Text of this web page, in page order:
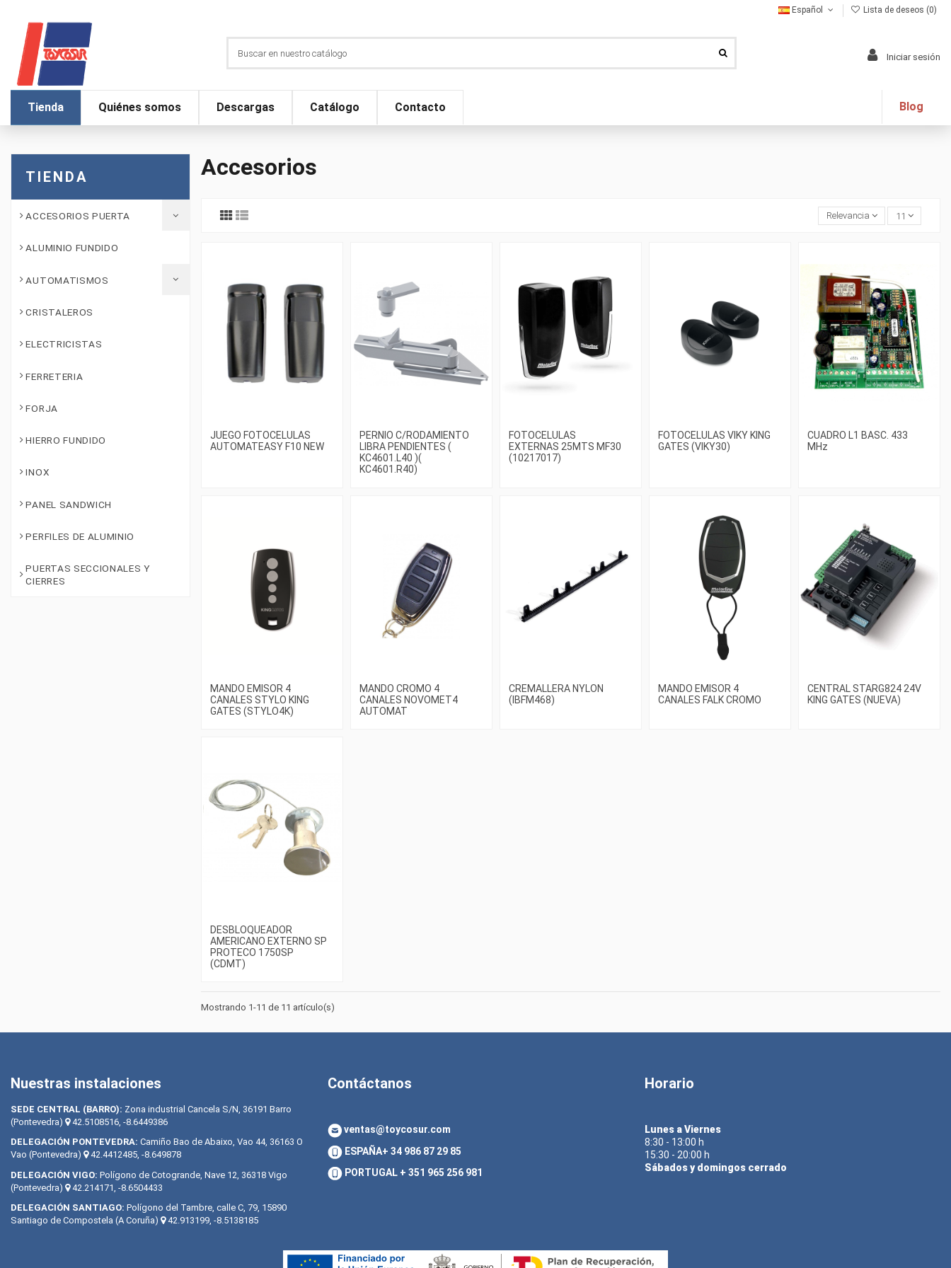
Español Lista de deseos (0)
Iniciar sesión
Tienda Quiénes somos Descargas Catálogo Contacto Blog
Accesorios
Relevancia 11
JUEGO FOTOCELULAS
AUTOMATEASY F10 NEW
PERNIO C/RODAMIENTO
LIBRA PENDIENTES (
KC4601.L40 )(
KC4601.R40)
FOTOCELULAS
EXTERNAS 25MTS MF30
(10217017)
FOTOCELULAS VIKY KING
GATES (VIKY30)
CUADRO L1 BASC. 433
MHz
MANDO EMISOR 4
CANALES STYLO KING
GATES (STYLO4K)
MANDO CROMO 4
CANALES NOVOMET4
AUTOMAT
CREMALLERA NYLON
(IBFM468)
MANDO EMISOR 4
CANALES FALK CROMO
CENTRAL STARG824 24V
KING GATES (NUEVA)
DESBLOQUEADOR
AMERICANO EXTERNO SP
PROTECO 1750SP
(CDMT)
Mostrando 1-11 de 11 artículo(s)
TIENDA
ACCESORIOS PUERTA
ALUMINIO FUNDIDO
AUTOMATISMOS
CRISTALEROS
ELECTRICISTAS
FERRETERIA
FORJA
HIERRO FUNDIDO
INOX
PANEL SANDWICH
PERFILES DE ALUMINIO
PUERTAS SECCIONALES Y
CIERRES
Nuestras instalaciones
SEDE CENTRAL (BARRO): Zona industrial Cancela S/N, 36191 Barro
(Pontevedra)
42.5108516, -8.6449386
DELEGACIÓN PONTEVEDRA: Camiño Bao de Abaixo, Vao 44, 36163 O
Vao (Pontevedra)
42.4412485, -8.649878
DELEGACIÓN VIGO: Polígono de Cotogrande, Nave 12, 36318 Vigo
(Pontevedra)
42.214171, -8.6504433
DELEGACIÓN SANTIAGO: Polígono del Tambre, calle C, 79, 15890
Santiago de Compostela (A Coruña)
42.913199, -8.5138185
Contáctanos
ventas@toycosur.com
ESPAÑA+ 34 986 87 29 85
PORTUGAL + 351 965 256 981
Horario
Lunes a Viernes
8:30 - 13:00 h
15:30 - 20:00 h
Sábados y domingos cerrado